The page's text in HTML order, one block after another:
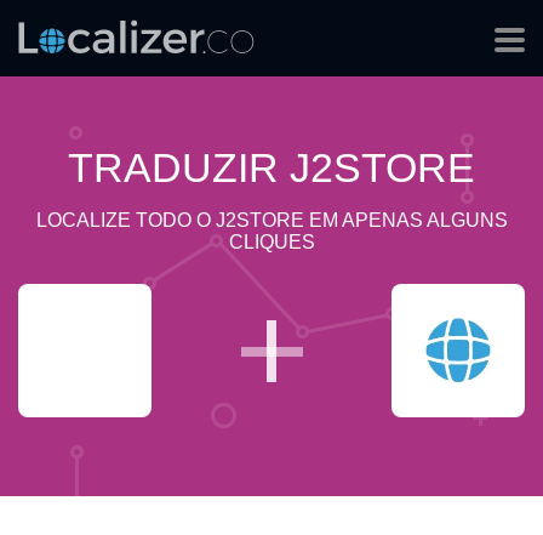
TRADUZIR J2STORE
LOCALIZE TODO O J2STORE EM APENAS ALGUNS
CLIQUES